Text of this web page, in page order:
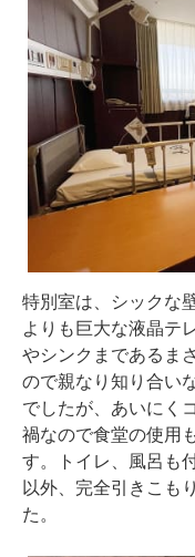
特別室は、シックな
よりも巨大な液晶テ
やシンクまであるま
ので親なり知り合い
でしたが、あいにく
禍なので食堂の使用
す。トイレ、風呂も
以外、完全引きこも
た。